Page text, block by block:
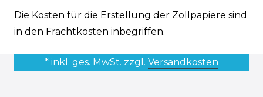
Die Kosten für die Erstellung der Zollpapiere sind
in den Frachtkosten inbegriffen.
* inkl. ges. MwSt. zzgl. Versandkosten